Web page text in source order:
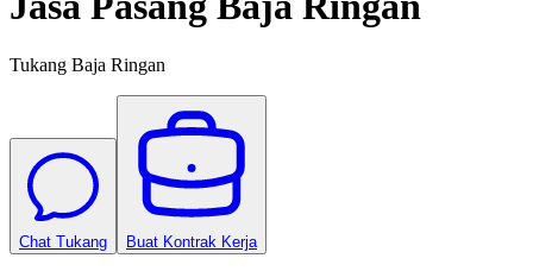
Tukang Baja Ringan
Chat Tukang Buat Kontrak Kerja